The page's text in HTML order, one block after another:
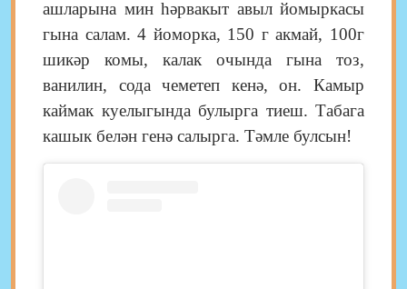
ашларына мин һәрвакыт авыл йомыркасы
гына салам. 4 йоморка, 150 г акмай, 100г
шикәр комы,
калак очында гына тоз,
ванилин,
сода чеметеп кенә, он. Камыр
каймак куелыгында булырга тиеш. Табага
кашык белән генә салырга. Тәмле булсын!